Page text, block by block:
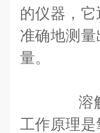
的仪器，
准确地测
量。
溶解
工作原理